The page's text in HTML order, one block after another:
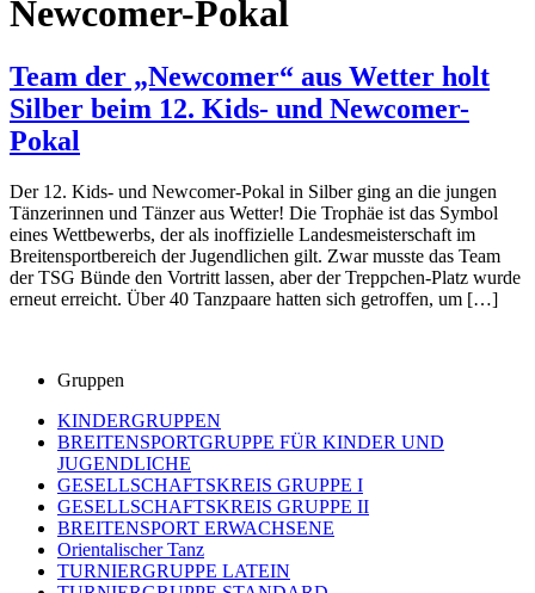
Newcomer-Pokal
Team der „Newcomer“ aus Wetter holt
Silber beim 12. Kids- und Newcomer-
Pokal
Der 12. Kids- und Newcomer-Pokal in Silber ging an die jungen
Tänzerinnen und Tänzer aus Wetter! Die Trophäe ist das Symbol
eines Wettbewerbs, der als inoffizielle Landesmeisterschaft im
Breitensportbereich der Jugendlichen gilt. Zwar musste das Team
der TSG Bünde den Vortritt lassen, aber der Treppchen-Platz wurde
erneut erreicht. Über 40 Tanzpaare hatten sich getroffen, um […]
Gruppen
KINDERGRUPPEN
BREITENSPORTGRUPPE FÜR KINDER UND
JUGENDLICHE
GESELLSCHAFTSKREIS GRUPPE I
GESELLSCHAFTSKREIS GRUPPE II
BREITENSPORT ERWACHSENE
Orientalischer Tanz
TURNIERGRUPPE LATEIN